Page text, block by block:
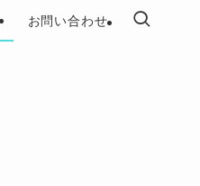
お問い合わせ